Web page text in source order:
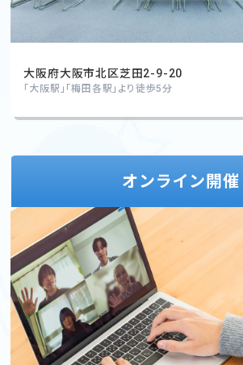
大阪府大阪市北区芝田2-9-20
「大阪駅」「梅田各駅」より徒歩5分
オンライン開催